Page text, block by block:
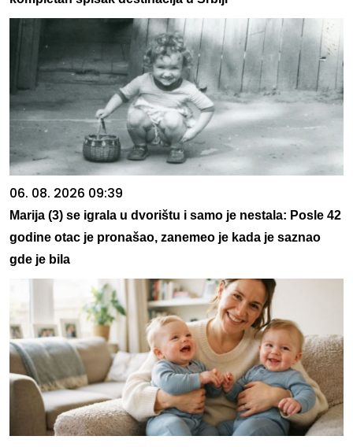
06. 08. 2026 09:39
Marija (3) se igrala u dvorištu i samo je nestala: Posle 42
godine otac je pronašao, zanemeo je kada je saznao
gde je bila